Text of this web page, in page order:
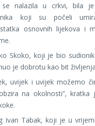
nalazila u crkvi, bila je
koji su počeli
osnovnih lijekova i
Skoko, koji je bio
je dobrotu kao bit
uvijek i uvijek možemo
na okolnosti”, kratka
Ivan Tabak, koji je u